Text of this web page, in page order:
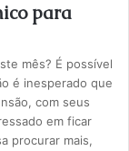
para
mês? É possível
é inesperado que
com seus
em ficar
procurar mais,